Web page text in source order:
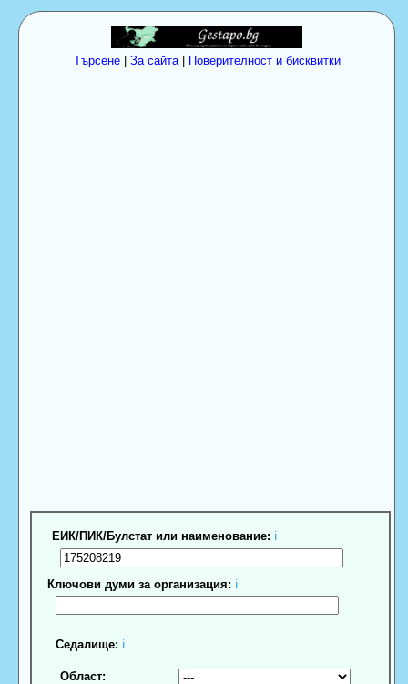
Търсене| За сайта| Поверителност и бисквитки
ЕИК/ПИК/Булстат или наименование: ℹ
Ключови думи за организация: ℹ
Седалище: ℹ
Област: